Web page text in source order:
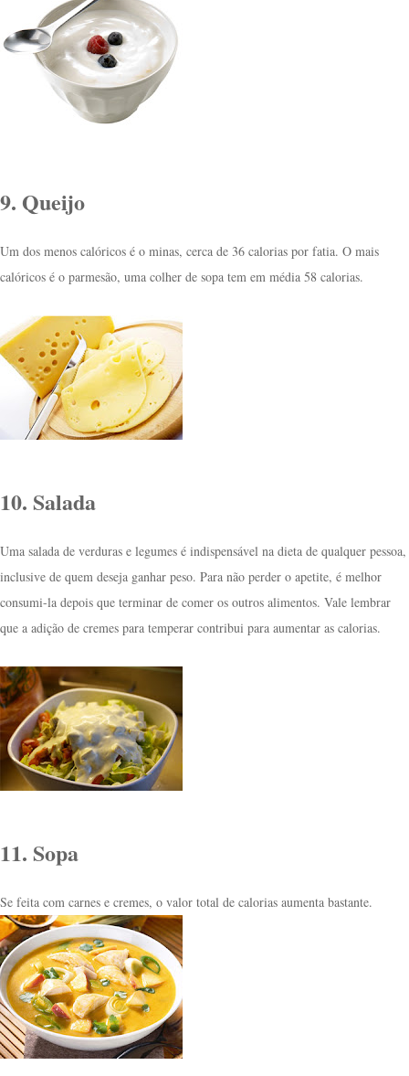
9. Queijo
Um dos menos calóricos é o minas, cerca de 36 calorias por fatia. O mais
calóricos é o parmesão, uma colher de sopa tem em média 58 calorias.
10. Salada
Uma salada de verduras e legumes é indispensável na dieta de qualquer pessoa,
inclusive de quem deseja ganhar peso. Para não perder o apetite, é melhor
consumi-la depois que terminar de comer os outros alimentos. Vale lembrar
que a adição de cremes para temperar contribui para aumentar as calorias.
11. Sopa
Se feita com carnes e cremes, o valor total de calorias aumenta bastante.